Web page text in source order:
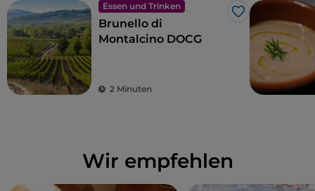
Essen und Trinken
Like
Brunello di
Montalcino DOCG
2 Minuten
Wir empfehlen